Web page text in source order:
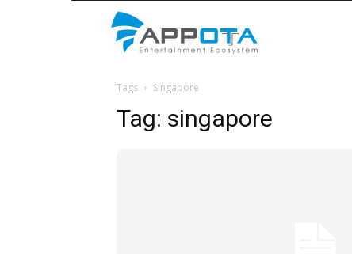
Tags Singapore
Tag: singapore